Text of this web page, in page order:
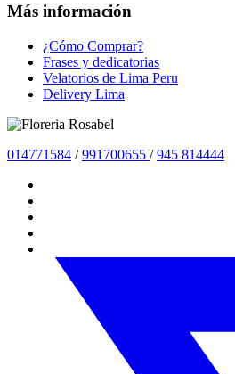
Más información
¿Cómo Comprar?
Frases y dedicatorias
Velatorios de Lima Peru
Delivery Lima
014771584 /991700655 /945 814444